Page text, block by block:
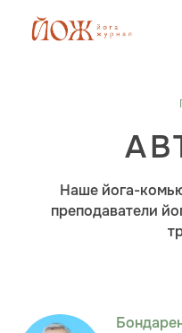
Наше йога-
преподаватели